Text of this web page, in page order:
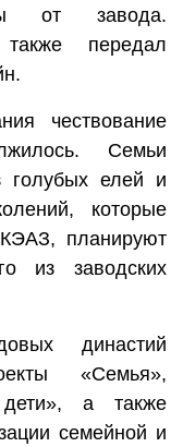
от завода.
передал
чествование
Семьи
елей и
которые
планируют
из заводских
династий
«Семья»,
а также
семейной и